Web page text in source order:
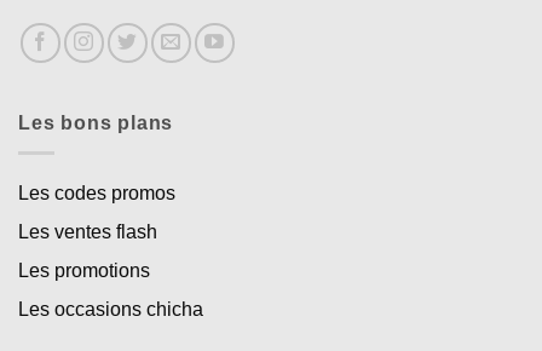
Les bons plans
Les codes promos
Les ventes flash
Les promotions
Les occasions chicha